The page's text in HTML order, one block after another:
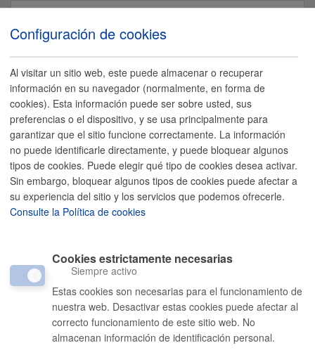
Home
Trámites y Servicios
Ciudad
Ayuntamiento
Turismo
Home / Ayuntamiento / Administración municipal /
Oferta empleo /
Servicios Funerarios Donostia - San Sebastián, S.A. /
Oferta de Empleo Público 2024
Anuncio
Configuración de cookies
Al visitar un sitio web, este puede almacenar o recuperar
información en su navegador (normalmente, en forma de
cookies). Esta información puede ser sobre usted, sus
preferencias o el dispositivo, y se usa principalmente para
garantizar que el sitio funcione correctamente. La información
no puede identificarle directamente, y puede bloquear algunos
tipos de cookies. Puede elegir qué tipo de cookies desea activar.
Sin embargo, bloquear algunos tipos de cookies puede afectar a
su experiencia del sitio y los servicios que podemos ofrecerle.
Consulte la Política de cookies
Cookies estrictamente necesarias
Siempre activo
Estas cookies son necesarias para el funcionamiento de
nuestra web. Desactivar estas cookies puede afectar al
correcto funcionamiento de este sitio web. No
almacenan información de identificación personal.